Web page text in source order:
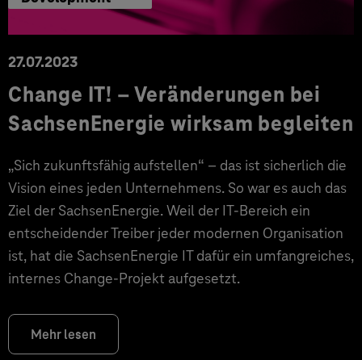
27.07.2023
Change IT! – Veränderungen bei
SachsenEnergie wirksam begleiten
„Sich zukunftsfähig aufstellen“ – das ist sicherlich die
Vision eines jeden Unternehmens. So war es auch das
Ziel der SachsenEnergie. Weil der IT-Bereich ein
entscheidender Treiber jeder modernen Organisation
ist, hat die SachsenEnergie IT dafür ein umfangreiches,
internes Change-Projekt aufgesetzt.
Mehr lesen